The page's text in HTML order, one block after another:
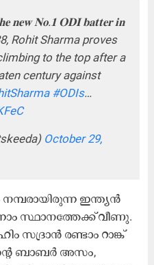
𝐧𝐞𝐰 𝐍𝐨.𝟏 𝐎𝐃𝐈 𝐛𝐚𝐭𝐭𝐞𝐫 𝐢𝐧
Rohit Sharma proves
to the top after a
century against
#ODIs…
October 29,
ഇന്ത്യൻ
സ്ഥാനത്തേക്ക് വീണു.
സദ്രാൻ രണ്ടാം റാങ്ക്
ബാബർ അസം,